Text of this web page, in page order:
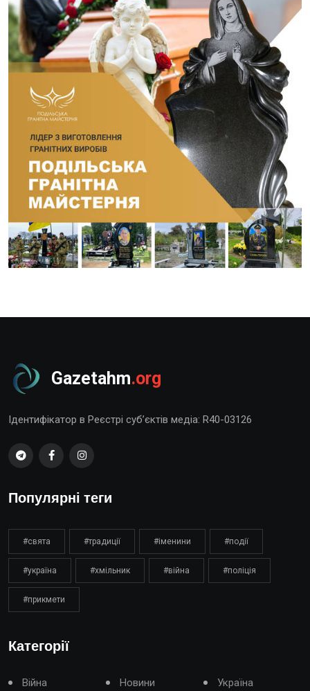
Gazetahm.org
Ідентифікатор в Реєстрі суб’єктів медіа: R40-03126
Популярні теги
#свята #традиції #іменини #події
#україна #хмільник #війна #поліція
#прикмети
Категорії
Війна Новини Україна